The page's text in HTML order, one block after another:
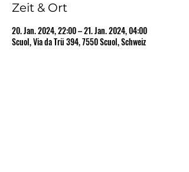
Zeit & Ort
20. Jan. 2024, 22:00 – 21. Jan. 2024, 04:00
Scuol, Via da Trü 394, 7550 Scuol, Schweiz